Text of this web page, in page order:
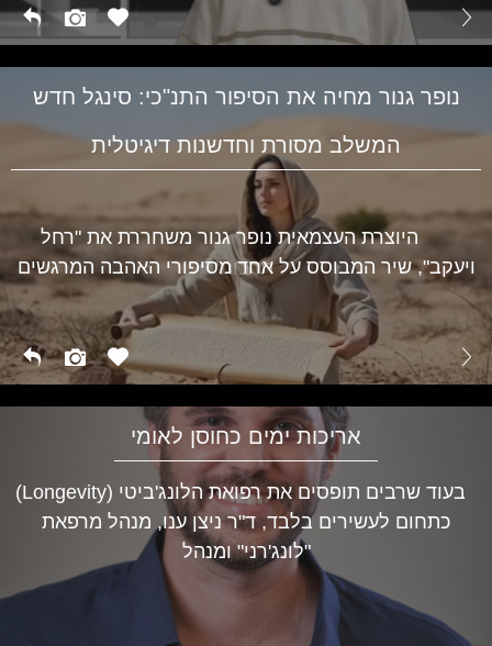
נופר גנור מחיה את הסיפור התנ"כי: סינגל חדש
המשלב מסורת וחדשנות דיגיטלית
תרבות
היוצרת העצמאית נופר גנור משחררת את "רחל
ויעקב", שיר המבוסס על אחד מסיפורי האהבה המרגשים
אריכות ימים כחוסן לאומי
בעוד שרבים תופסים את רפואת הלונג'ביטי (Longevity)
כתחום לעשירים בלבד, ד"ר ניצן ענו, מנהל מרפאת
"לונג'רני" ומנהל